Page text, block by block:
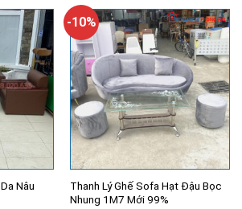
15,750,000₫.
Nâu
-10%
Thanh Lý Ghế Sofa Hạt Đậu Bọc
Nhung 1M7 Mới 99%